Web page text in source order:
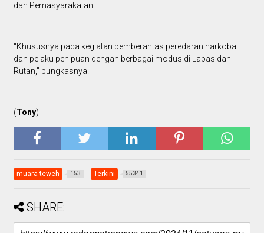
dan Pemasyarakatan.
"Khususnya pada kegiatan pemberantas peredaran narkoba
dan pelaku penipuan dengan berbagai modus di Lapas dan
Rutan," pungkasnya.
(Tony)
muara teweh 153 Terkini 55341
SHARE: